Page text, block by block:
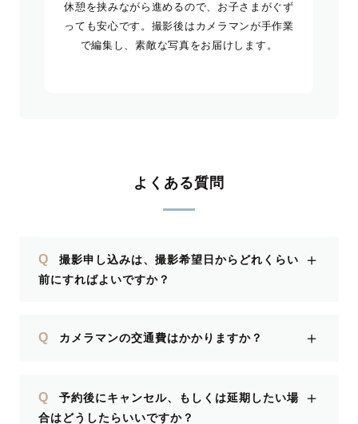
休憩を挟みながら進めるので、お子さまがぐず
っても安心です。撮影後はカメラマンが手作業
で編集し、素敵な写真をお届けします。
よくある質問
Q
撮影申し込みは、撮影希望日からどれくらい
前にすればよいですか？
＋
Q カメラマンの交通費はかかりますか？ ＋
Q
予約後にキャンセル、もしくは延期したい場
合はどうしたらいいですか？
＋